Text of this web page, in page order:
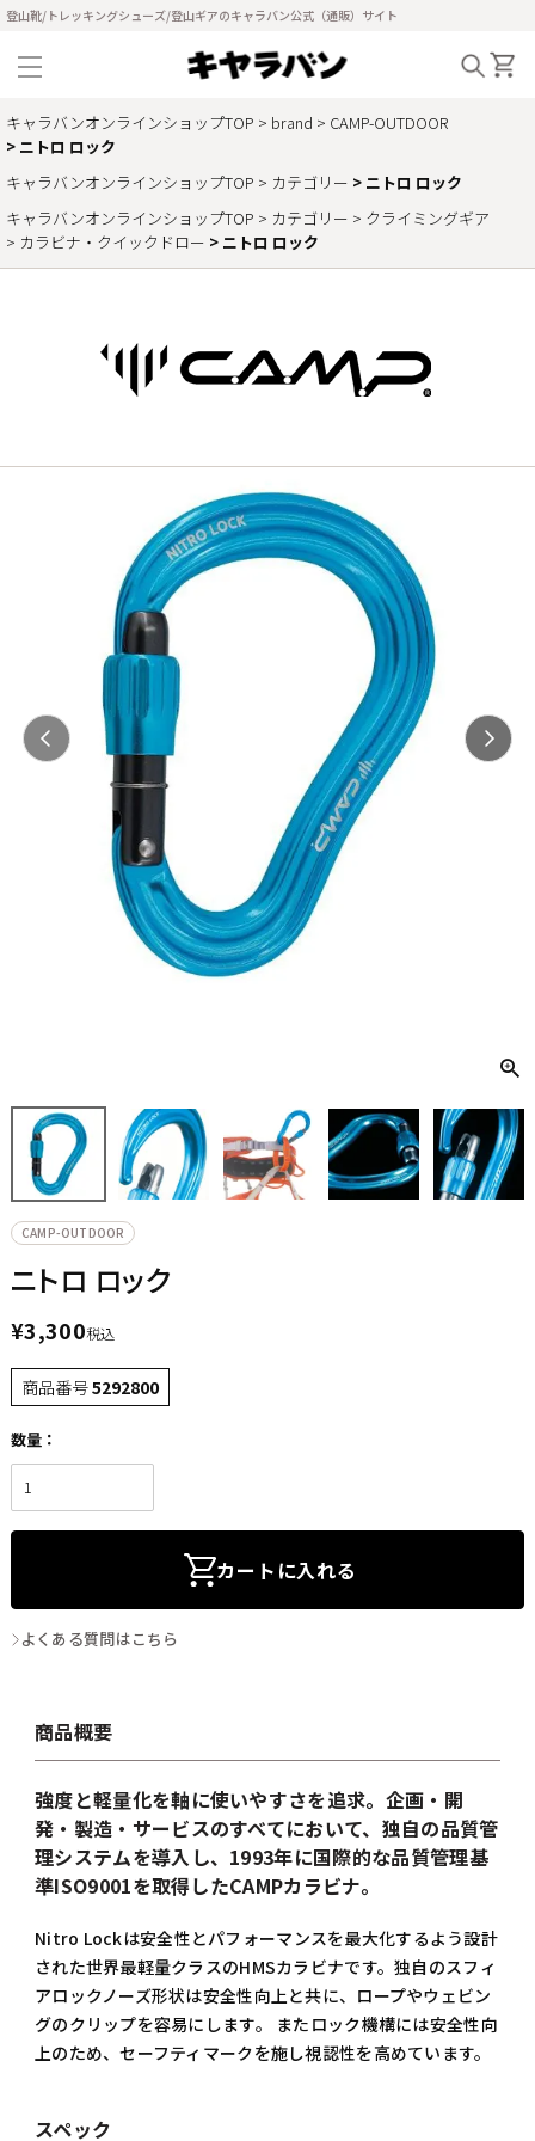
登山靴/トレッキングシューズ/登山ギアのキャラバン公式（通販）サイト
キャラバンオンラインショップTOP brand
CAMP-OUTDOOR
ニトロ ロック
キャラバンオンラインショップTOP
カテゴリー
ニトロ ロック
キャラバンオンラインショップTOP
カテゴリー
クライミングギア
カラビナ・クイックドロー
ニトロ ロック
CAMP-OUTDOOR
ニトロ ロック
¥3,300税込
商品番号5292800
カートに入れる
よくある質問はこちら
商品概要
強度と軽量化を軸に使いやすさを追求。企画・開
発・製造・サービスのすべてにおいて、独自の品質管
理システムを導入し、1993年に国際的な品質管理基
準ISO9001を取得したCAMPカラビナ。
Nitro Lockは安全性とパフォーマンスを最大化するよう設計
された世界最軽量クラスのHMSカラビナです。独自のスフィ
アロックノーズ形状は安全性向上と共に、ロープやウェビン
グのクリップを容易にします。 またロック機構には安全性向
上のため、セーフティマークを施し視認性を高めています。
スペック